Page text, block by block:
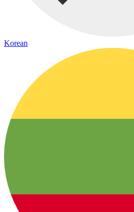
Korean